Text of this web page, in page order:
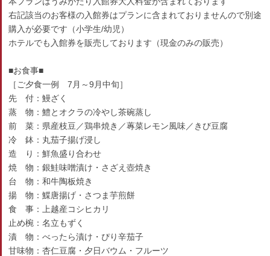
右記該当のお客様の入館券はプランに含まれておりませんので別途
購入が必要です（小学生/幼児）
ホテルでも入館券を販売しております（現金のみの販売）
■お食事■
［ご夕食一例 7月～9月中旬］
先 付：鰻ざく
蒸 物：鱧とオクラの冷やし茶碗蒸し
前 菜：県産枝豆／鶏串焼き／蓴菜レモン風味／きび豆腐
冷 鉢：丸茄子揚げ浸し
造 り：鮮魚盛り合わせ
焼 物：銀鮭味噌漬け・さざえ壺焼き
台 物：和牛陶板焼き
揚 物：鰈唐揚げ・さつま芋煎餅
食 事：上越産コシヒカリ
止め椀：名立もずく
漬 物：べったら漬け・ぴり辛茄子
甘味物：杏仁豆腐・夕日バウム・フルーツ